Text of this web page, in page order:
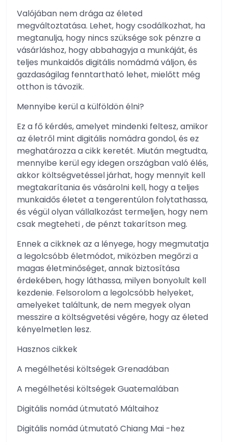
Valójában nem drága az életed
megváltoztatása. Lehet, hogy csodálkozhat, ha
megtanulja, hogy nincs szüksége sok pénzre a
vásárláshoz, hogy abbahagyja a munkáját, és
teljes munkaidős digitális nomádmá váljon, és
gazdaságilag fenntartható lehet, mielőtt még
otthon is távozik.
Mennyibe kerül a külföldön élni?
Ez a fő kérdés, amelyet mindenki feltesz, amikor
az életről mint digitális nomádra gondol, és ez
meghatározza a cikk keretét. Miután megtudta,
mennyibe kerül egy idegen országban való élés,
akkor költségvetéssel járhat, hogy mennyit kell
megtakarítania és vásárolni kell, hogy a teljes
munkaidős életet a tengerentúlon folytathassa,
és végül olyan vállalkozást termeljen, hogy nem
csak megteheti , de pénzt takarítson meg.
Ennek a cikknek az a lényege, hogy megmutatja
a legolcsóbb életmódot, miközben megőrzi a
magas életminőséget, annak biztosítása
érdekében, hogy láthassa, milyen bonyolult kell
kezdenie. Felsorolom a legolcsóbb helyeket,
amelyeket találtunk, de nem megyek olyan
messzire a költségvetési végére, hogy az életed
kényelmetlen lesz.
Hasznos cikkek
A megélhetési költségek Grenadában
A megélhetési költségek Guatemalában
Digitális nomád útmutató Máltaihoz
Digitális nomád útmutató Chiang Mai -hez